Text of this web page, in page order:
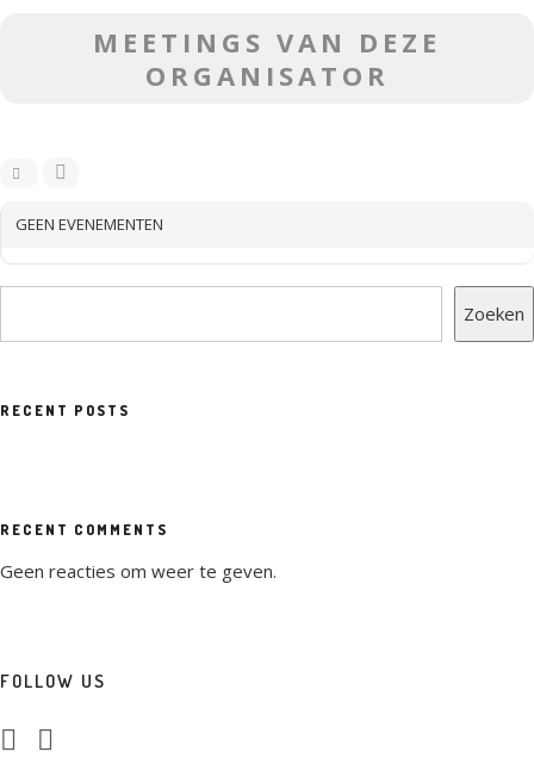
MEETINGS VAN DEZE
ORGANISATOR
GEEN EVENEMENTEN
Zoeken
RECENT POSTS
RECENT COMMENTS
Geen reacties om weer te geven.
FOLLOW US